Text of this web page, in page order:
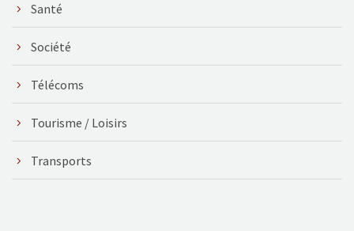
Santé
Société
Télécoms
Tourisme / Loisirs
Transports